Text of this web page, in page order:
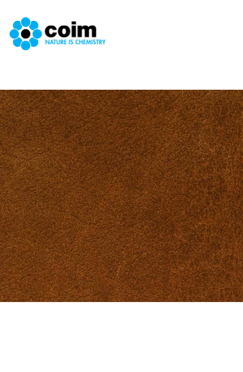
Salta al contenuto principale